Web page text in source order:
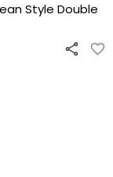
Style Double